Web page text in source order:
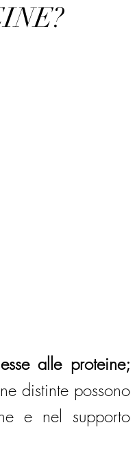
alle proteine;
distinte possono
e nel supporto